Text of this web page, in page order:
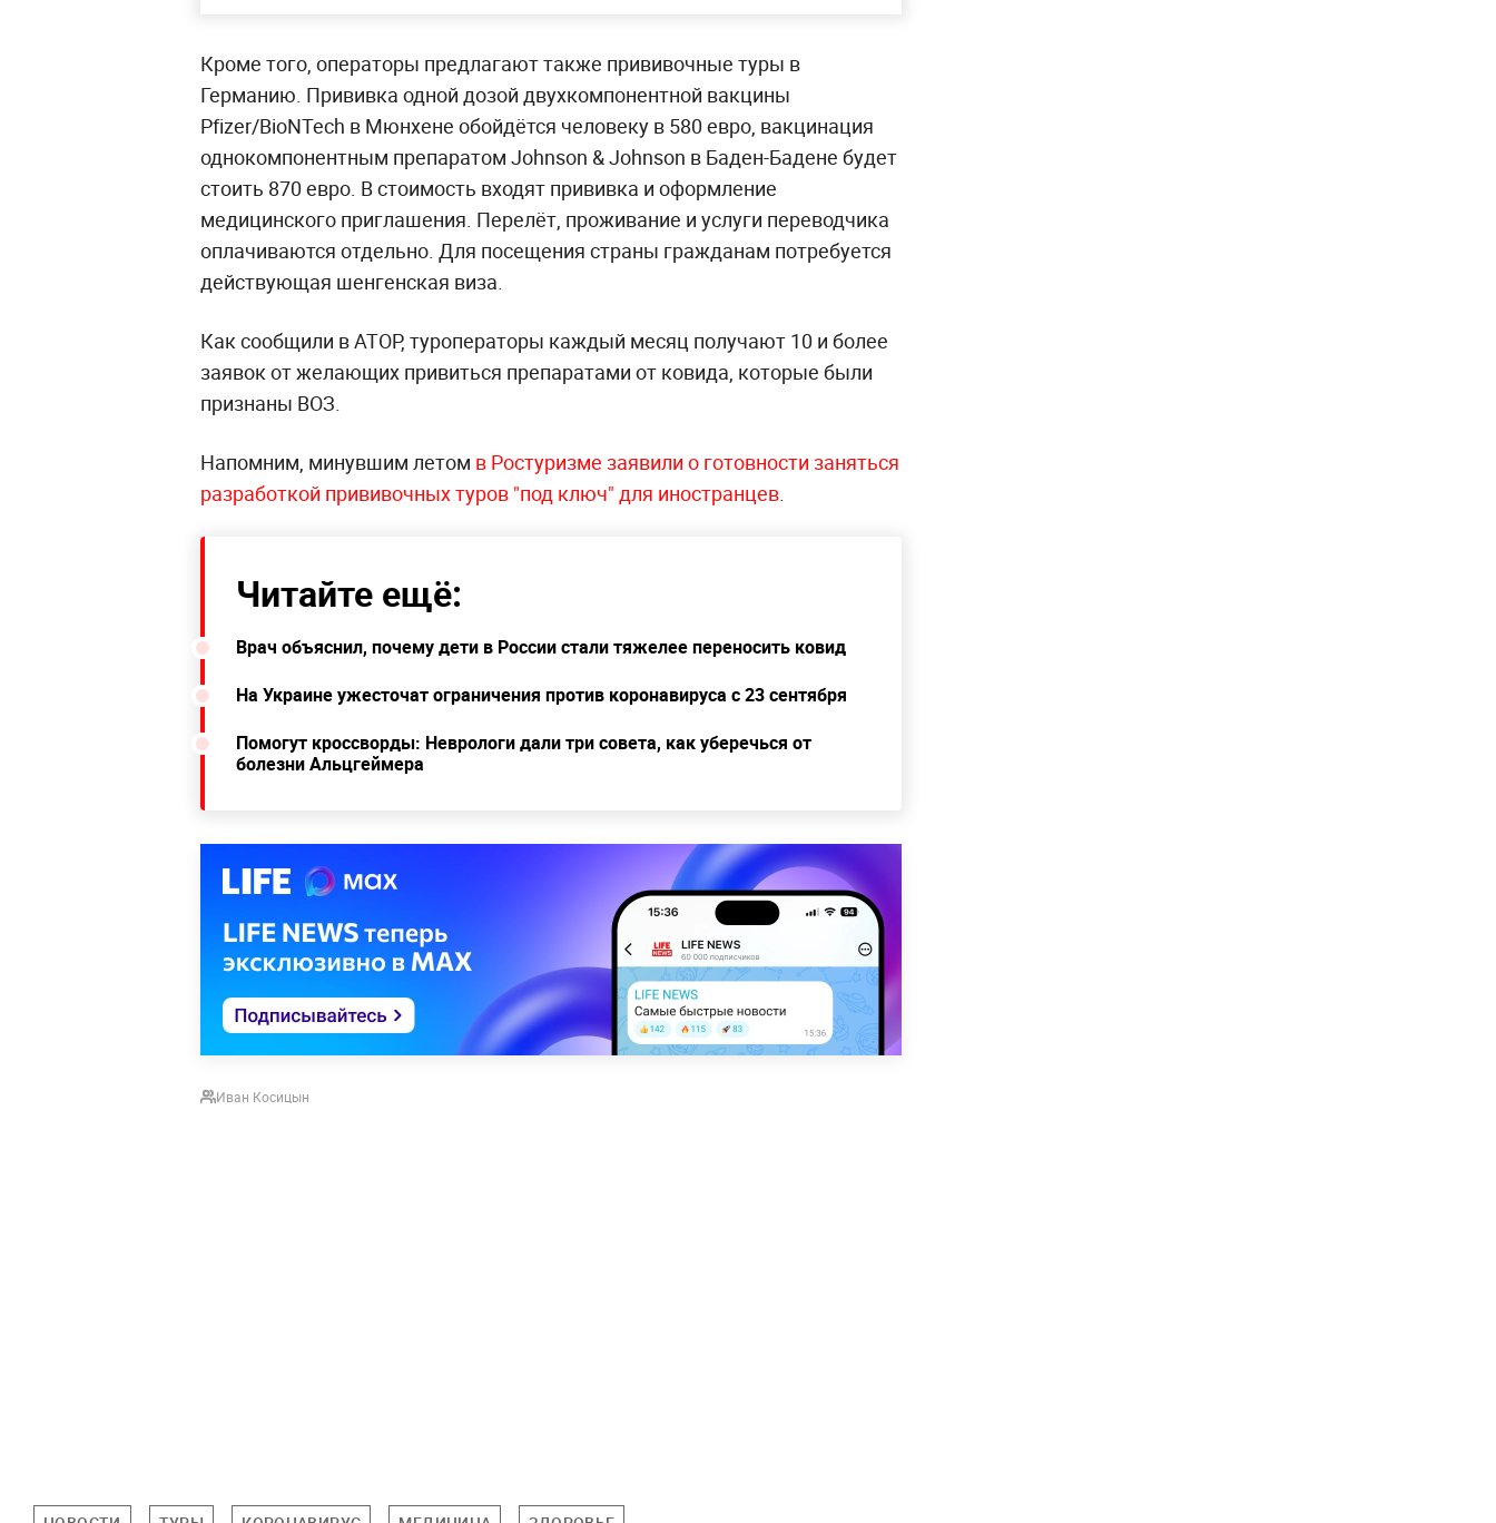
Кроме того, операторы предлагают также прививочные туры в
Германию. Прививка одной дозой двухкомпонентной вакцины
Pfizer/BioNTech в Мюнхене обойдётся человеку в 580 евро, вакцинация
однокомпонентным препаратом Johnson & Johnson в Баден-Бадене будет
стоить 870 евро. В стоимость входят прививка и оформление
медицинского приглашения. Перелёт, проживание и услуги переводчика
оплачиваются отдельно. Для посещения страны гражданам потребуется
действующая шенгенская виза.
Как сообщили в АТОР, туроператоры каждый месяц получают 10 и более
заявок от желающих привиться препаратами от ковида, которые были
признаны ВОЗ.
Напомним, минувшим летом в Ростуризме заявили о готовности заняться
разработкой прививочных туров "под ключ" для иностранцев.
Читайте ещё:
Врач объяснил, почему дети в России стали тяжелее переносить ковид
На Украине ужесточат ограничения против коронавируса с 23 сентября
Помогут кроссворды: Неврологи дали три совета, как уберечься от
болезни Альцгеймера
Иван Косицын